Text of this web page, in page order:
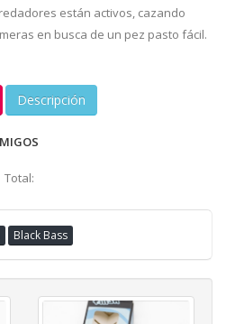
están activos, cazando
en busca de un pez pasto fácil.
Descripción
Total:
Black Bass